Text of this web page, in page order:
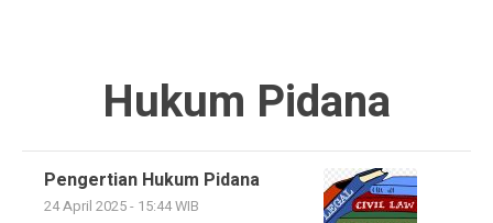
Hukum Pidana
Pengertian Hukum Pidana
24 April 2025 - 15:44 WIB